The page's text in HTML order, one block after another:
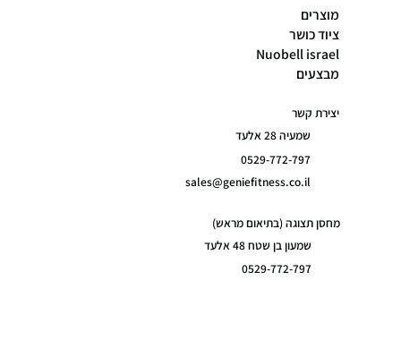
מוצרים
ציוד כושר
Nuobell israel
מבצעים
יצירת קשר
שמעיה 28 אלעד
0529-772-797
sales@geniefitness.co.il
מחסן תצוגה (בתיאום מראש)
שמעון בן שטח 48 אלעד
0529-772-797